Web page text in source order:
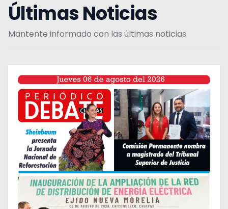
Últimas Noticias
Mantente informado con las últimas noticias